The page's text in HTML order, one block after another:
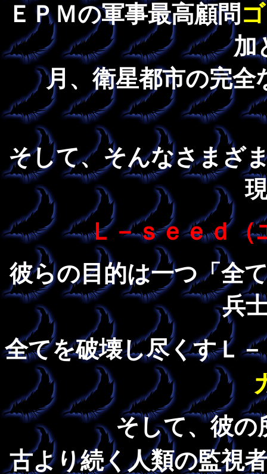
ＥＰＭの軍事最高顧問
加
月、衛星都市の完全
そして、そんなさまざ
Ｌ－ｓｅｅｄ（
彼らの目的は一つ「全
兵
全てを破壊し尽くすＬ
そして、彼の
古より続く人類の監視